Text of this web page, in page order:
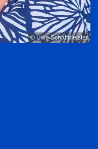
© Uwe Schaffmeister